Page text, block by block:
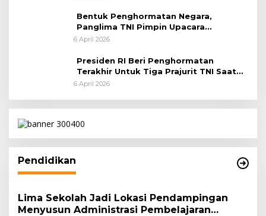
Bentuk Penghormatan Negara,
Panglima TNI Pimpin Upacara
Pemakaman Militer
6 April 2026
Presiden RI Beri Penghormatan
Terakhir Untuk Tiga Prajurit TNI Saat
Persemayaman di Bandara Soekarno-
6 April 2026
Pendidikan
Lima Sekolah Jadi Lokasi Pendampingan
Menyusun Administrasi Pembelajaran